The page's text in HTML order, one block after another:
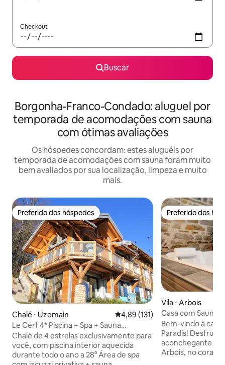
Checkout
Buscar
Borgonha-Franco-Condado: aluguel por
temporada de acomodações com sauna
com ótimas avaliações
Os hóspedes concordam: estes aluguéis por
temporada de acomodações com sauna foram muito
bem avaliados por sua localização, limpeza e muito
mais.
Preferido dos hóspedes
Preferido dos hóspedes
Chalé ⋅ Uzemain 4,89 de uma avaliação média de
4,89 (131)
Le Cerf 4* Piscina + Spa + Sauna
privativos
Chalé de 4 estrelas exclusivamente para
você, com piscina interior aquecida
durante todo o ano a 28° Área de spa
Preferido dos
Preferido dos
Vila ⋅ Arbois
Casa com Sauna
para o Paraíso"
Bem-vindo à casa
Paradis! Desfrute de uma grande e
aconchegante
Arbois, no